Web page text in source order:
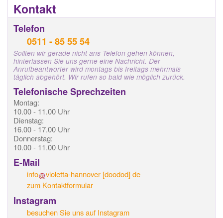
Kontakt
Telefon
0511 - 85 55 54
Sollten wir gerade nicht ans Telefon gehen können,
hinterlassen Sie uns gerne eine Nachricht. Der
Anrufbeantworter wird montags bis freitags mehrmals
täglich abgehört. Wir rufen so bald wie möglich zurück.
Telefonische Sprechzeiten
Montag:
10.00 - 11.00 Uhr
Dienstag:
16.00 - 17.00 Uhr
Donnerstag:
10.00 - 11.00 Uhr
E-Mail
info violetta-hannover[doodod] de
zum Kontaktformular
Instagram
besuchen Sie uns auf Instagram